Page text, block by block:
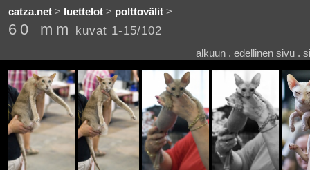
catza.net> luettelot> polttovälit>
60 mm kuvat 1-15/102
alkuun . edellinen sivu .